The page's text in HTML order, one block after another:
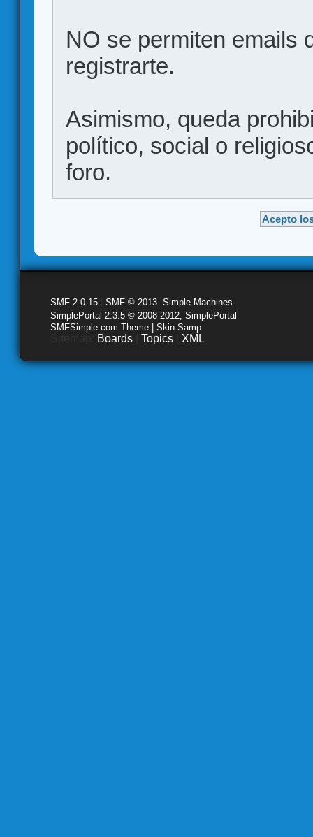
NO se permiten emails
registrarte.
Asimismo, queda
político, social o
foro.
SMF 2.0.15 SMF © 2013 Simple Machines
SimplePortal 2.3.5 © 2008-2012, SimplePortal
SMFSimple.com Theme | Skin Samp
Boards Topics XML